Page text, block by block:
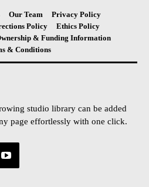
Our Team
Privacy Policy
Policy
Ethics Policy
& Funding Information
& Conditions
studio library can be added
page effortlessly with one click.